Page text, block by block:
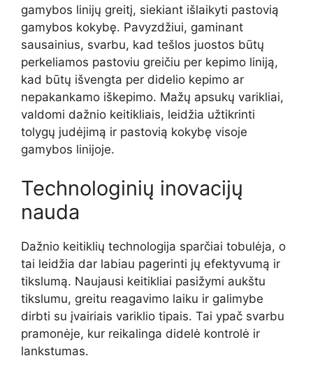
gamybos linijų greitį, siekiant išlaikyti pastovią
gamybos kokybę. Pavyzdžiui, gaminant
sausainius, svarbu, kad tešlos juostos būtų
perkeliamos pastoviu greičiu per kepimo liniją,
kad būtų išvengta per didelio kepimo ar
nepakankamo iškepimo. Mažų apsukų varikliai,
valdomi dažnio keitikliais, leidžia užtikrinti
tolygų judėjimą ir pastovią kokybę visoje
gamybos linijoje.
Technologinių inovacijų
nauda
Dažnio keitiklių technologija sparčiai tobulėja, o
tai leidžia dar labiau pagerinti jų efektyvumą ir
tikslumą. Naujausi keitikliai pasižymi aukštu
tikslumu, greitu reagavimo laiku ir galimybe
dirbti su įvairiais variklio tipais. Tai ypač svarbu
pramonėje, kur reikalinga didelė kontrolė ir
lankstumas.